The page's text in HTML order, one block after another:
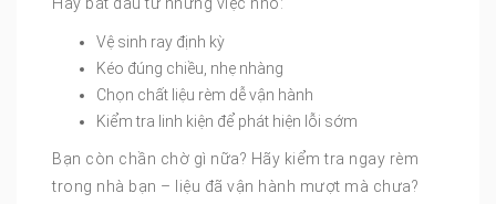
Vệ sinh ray định kỳ
Kéo đúng chiều, nhẹ nhàng
Chọn chất liệu rèm dễ vận hành
Kiểm tra linh kiện để phát hiện lỗi sớm
Bạn còn chần chờ gì nữa? Hãy kiểm tra ngay rèm
trong nhà bạn – liệu đã vận hành mượt mà chưa?